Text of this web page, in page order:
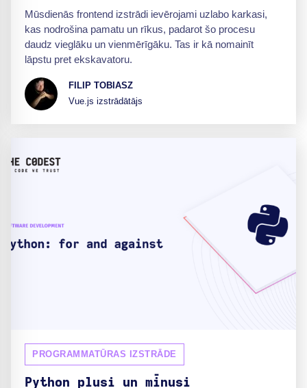
Mūsdienās frontend izstrādi ievērojami uzlabo karkasi,
kas nodrošina pamatu un rīkus, padarot šo procesu
daudz vieglāku un vienmērīgāku. Tas ir kā nomainīt
lāpstu pret ekskavatoru.
FILIP TOBIASZ
Vue.js izstrādātājs
PROGRAMMATŪRAS IZSTRĀDE
Python plusi un mīnusi